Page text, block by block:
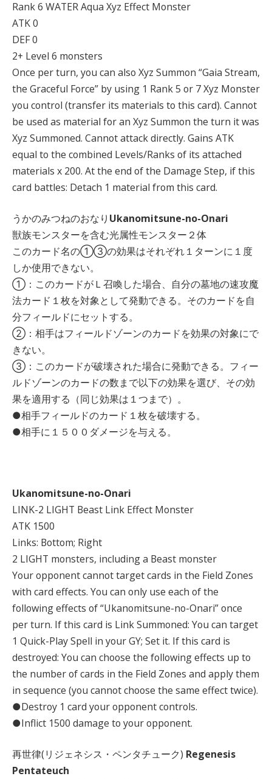
Rank 6 WATER Aqua Xyz Effect Monster
ATK 0
DEF 0
2+ Level 6 monsters
Once per turn, you can also Xyz Summon “Gaia Stream,
the Graceful Force” by using 1 Rank 5 or 7 Xyz Monster
you control (transfer its materials to this card). Cannot
be used as material for an Xyz Summon the turn it was
Xyz Summoned. Cannot attack directly. Gains ATK
equal to the combined Levels/Ranks of its attached
materials x 200. At the end of the Damage Step, if this
card battles: Detach 1 material from this card.
うかのみつねのおなり Ukanomitsune-no-Onari
獣族モンスターを含む光属性モンスター２体
このカード名の①③の効果はそれぞれ１ターンに１度
しか使用できない。
①：このカードがＬ召喚した場合、自分の墓地の速攻魔
法カード１枚を対象として発動できる。そのカードを自
分フィールドにセットする。
②：相手はフィールドゾーンのカードを効果の対象にで
きない。
③：このカードが破壊された場合に発動できる。フィー
ルドゾーンのカードの数まで以下の効果を選び、その効
果を適用する（同じ効果は１つまで）。
●相手フィールドのカード１枚を破壊する。
●相手に１５００ダメージを与える。
Ukanomitsune-no-Onari
LINK-2 LIGHT Beast Link Effect Monster
ATK 1500
Links: Bottom; Right
2 LIGHT monsters, including a Beast monster
Your opponent cannot target cards in the Field Zones
with card effects. You can only use each of the
following effects of “Ukanomitsune-no-Onari” once
per turn. If this card is Link Summoned: You can target
1 Quick-Play Spell in your GY; Set it. If this card is
destroyed: You can choose the following effects up to
the number of cards in the Field Zones and apply them
in sequence (you cannot choose the same effect twice).
●Destroy 1 card your opponent controls.
●Inflict 1500 damage to your opponent.
再世律(リジェネシス・ペンタチューク) Regenesis
Pentateuch